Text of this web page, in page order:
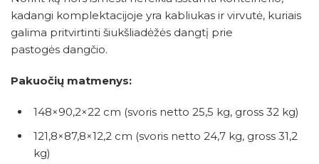
kadangi komplektacijoje yra kabliukas ir virvutė, kuriais
galima pritvirtinti šiukšliadėžės dangtį prie
pastogės dangčio.
Pakuočių matmenys:
148×90,2×22 cm (svoris netto 25,5 kg, gross 32 kg)
121,8×87,8×12,2 cm (svoris netto 24,7 kg, gross 31,2
kg)